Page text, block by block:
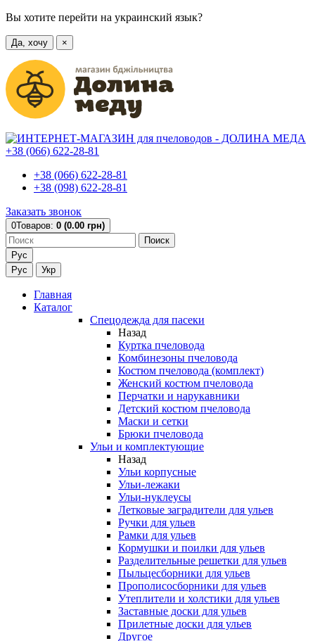
Вы хотите перейти на украинский язык?
Да, хочу ×
+38 (066) 622-28-81
+38 (066) 622-28-81
+38 (098) 622-28-81
Заказать звонок
0Товаров: 0 (0.00 грн)
Поиск
Рус
Рус
Укр
Главная
Каталог
Спецодежда для пасеки
Назад
Куртка пчеловода
Комбинезоны пчеловода
Костюм пчеловода (комплект)
Женский костюм пчеловода
Перчатки и нарукавники
Детский костюм пчеловода
Маски и сетки
Брюки пчеловода
Ульи и комплектующие
Назад
Ульи корпусные
Ульи-лежаки
Ульи-нуклеусы
Летковые заградители для ульев
Ручки для ульев
Рамки для ульев
Кормушки и поилки для ульев
Разделительные решетки для ульев
Пыльцесборники для ульев
Прополисосборники для ульев
Утеплители и холстики для ульев
Заставные доски для ульев
Прилетные доски для ульев
Другое